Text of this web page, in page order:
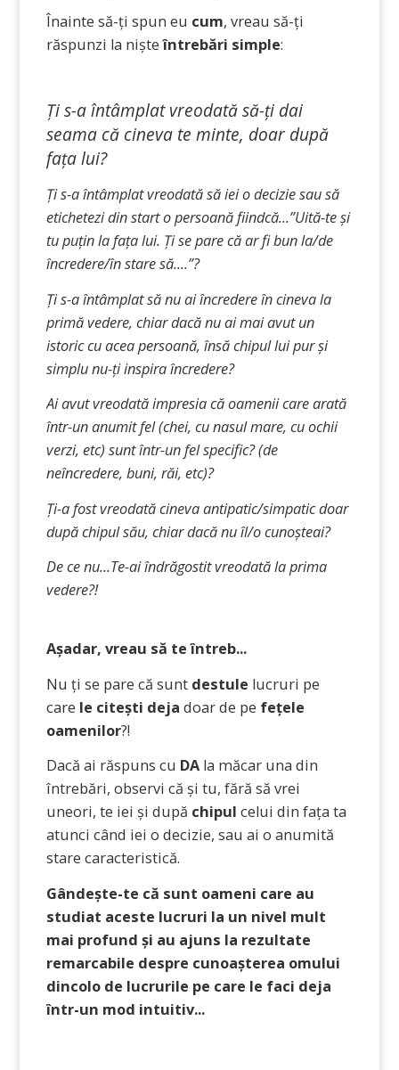
Înainte să-ți spun eu cum, vreau să-ți
răspunzi la nișteîntrebări simple:
Ți s-a întâmplat vreodată să-ți dai
seama că cineva te minte, doar după
fața lui?
Ți s-a întâmplat vreodată să iei o decizie sau să
etichetezi din start o persoană fiindcă...”Uită-te și
tu puțin la fața lui. Ți se pare că ar fi bun la/de
încredere/în stare să....”?
Ți s-a întâmplat să nu ai încredere în cineva la
primă vedere, chiar dacă nu ai mai avut un
istoric cu acea persoană, însă chipul lui pur și
simplu nu-ți inspira încredere?
Ai avut vreodată impresia că oamenii care arată
într-un anumit fel (chei, cu nasul mare, cu ochii
verzi, etc) sunt într-un fel specific? (de
neîncredere, buni, răi, etc)?
Ți-a fost vreodată cineva antipatic/simpatic doar
după chipul său, chiar dacă nu îl/o cunoșteai?
De ce nu...Te-ai îndrăgostit vreodată la prima
vedere?!
Așadar, vreau să te întreb...
Nu ți se pare că sunt destule lucruri pe
care le citești deja doar de pe fețele
oamenilor?!
Dacă ai răspuns cu DAla măcar una din
întrebări, observi că și tu, fără să vrei
uneori, te iei și după chipul celui din fața ta
atunci când iei o decizie, sau ai o anumită
stare caracteristică.
Gândește-te că sunt oameni care au
studiat aceste lucruri la un nivel mult
mai profund și au ajuns la rezultate
remarcabile despre cunoașterea omului
dincolo de lucrurile pe care le faci deja
într-un mod intuitiv...